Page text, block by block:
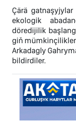
Çärä
ekologik
döredijilik
giň
Arkadagly
bildirdiler.